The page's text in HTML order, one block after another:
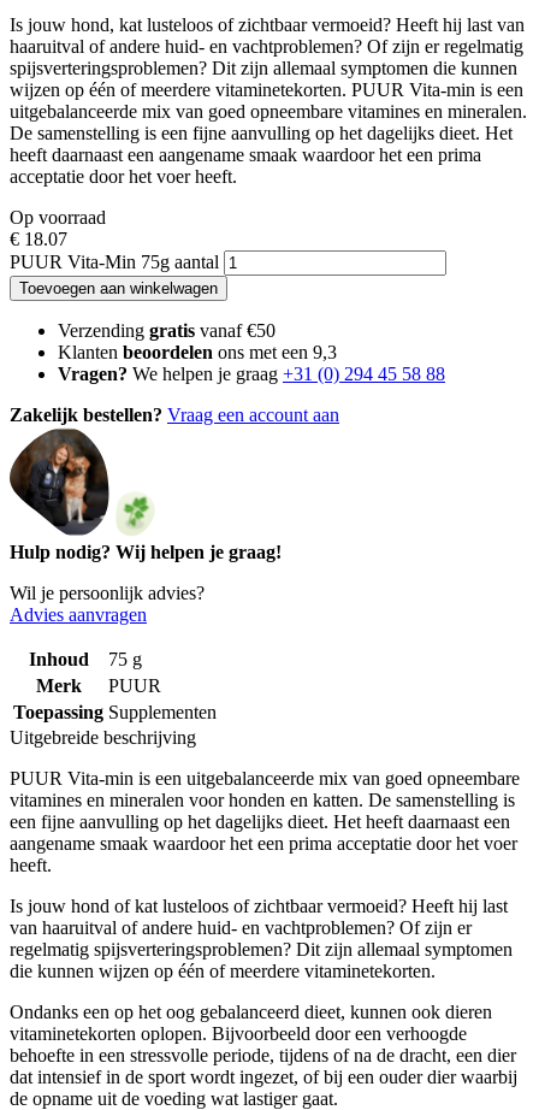
Is jouw hond, kat lusteloos of zichtbaar vermoeid? Heeft hij last van
haaruitval of andere huid- en vachtproblemen? Of zijn er regelmatig
spijsverteringsproblemen? Dit zijn allemaal symptomen die kunnen
wijzen op één of meerdere vitaminetekorten. PUUR Vita-min is een
uitgebalanceerde mix van goed opneembare vitamines en mineralen.
De samenstelling is een fijne aanvulling op het dagelijks dieet. Het
heeft daarnaast een aangename smaak waardoor het een prima
acceptatie door het voer heeft.
Op voorraad
€ 18.07
PUUR Vita-Min 75g aantal
Toevoegen aan winkelwagen
Verzending gratis vanaf €50
Klanten beoordelen ons met een 9,3
Vragen? We helpen je graag +31 (0) 294 45 58 88
Zakelijk bestellen? Vraag een account aan
Hulp nodig? Wij helpen je graag!
Wil je persoonlijk advies?
Advies aanvragen
Inhoud
75 g
Merk
PUUR
Toepassing Supplementen
Uitgebreide beschrijving
PUUR Vita-min is een uitgebalanceerde mix van goed opneembare
vitamines en mineralen voor honden en katten. De samenstelling is
een fijne aanvulling op het dagelijks dieet. Het heeft daarnaast een
aangename smaak waardoor het een prima acceptatie door het voer
heeft.
Is jouw hond of kat lusteloos of zichtbaar vermoeid? Heeft hij last
van haaruitval of andere huid- en vachtproblemen? Of zijn er
regelmatig spijsverteringsproblemen? Dit zijn allemaal symptomen
die kunnen wijzen op één of meerdere vitaminetekorten.
Ondanks een op het oog gebalanceerd dieet, kunnen ook dieren
vitaminetekorten oplopen. Bijvoorbeeld door een verhoogde
behoefte in een stressvolle periode, tijdens of na de dracht, een dier
dat intensief in de sport wordt ingezet, of bij een ouder dier waarbij
de opname uit de voeding wat lastiger gaat.